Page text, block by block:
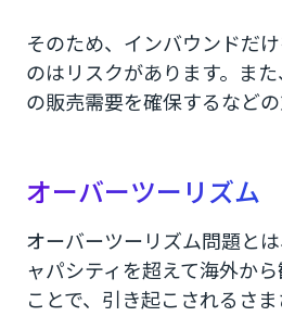
そのため、インバウンドだ
のはリスクがあります。ま
の販売需要を確保するなどの
オーバーツーリズム
オーバーツーリズム問題と
ャパシティを超えて海外か
ことで、引き起こされるさま